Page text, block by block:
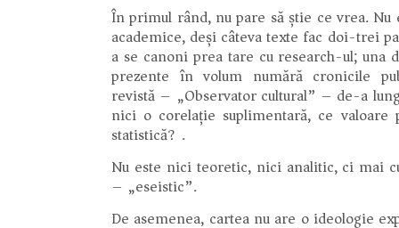
În primul rând, nu pare să știe ce vrea. Nu
academice, deși câteva texte fac doi-trei
a se canoni prea tare cu research-ul; una
prezente în volum numără cronicile
revistă – „Observator cultural” – de-a
nici o corelație suplimentară, ce valoare
statistică?).
Nu este nici teoretic, nici analitic, ci mai
– „eseistic”.
De asemenea, cartea nu are o ideologie